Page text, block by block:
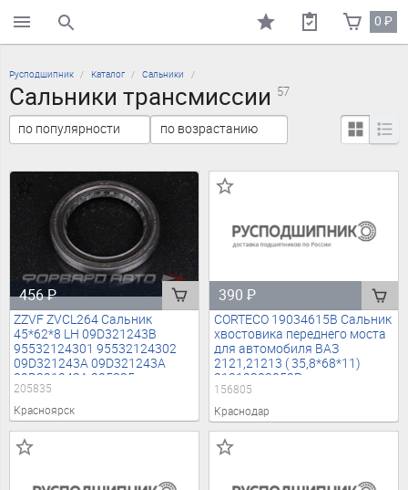
поиск по каталогу 0₽
Русподшипник Каталог Сальники
Сальники трансмиссии 57
456₽
ZZVF ZVCL264 Сальник
45*62*8 LH 09D321243B
95532124301 95532124302
09D321243A 09D321243A
09D321243A 205835
205835
Красноярск
390₽
CORTECO 19034615B Сальник
хвостовика переднего моста
для автомобиля ВАЗ
2121,21213 ( 35,8*68*11)
21212302052Р
2123180221601Р PT412
21230180221620 156805
156805
Краснодар